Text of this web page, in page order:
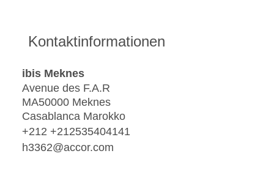
Kontaktinformationen
ibis Meknes
Avenue des F.A.R
MA50000 Meknes
Casablanca Marokko
+212 +212535404141
h3362@accor.com